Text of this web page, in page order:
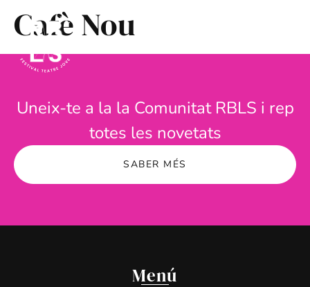
Cafè Nou
Uneix-te a la la Comunitat RBLS i rep
totes les novetats
SABER MÉS
Menú